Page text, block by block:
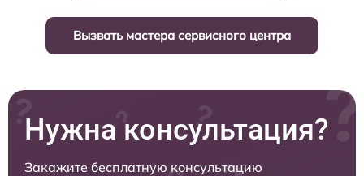
Вызвать мастера сервисного центра
Нужна консультация?
Закажите бесплатную консультацию